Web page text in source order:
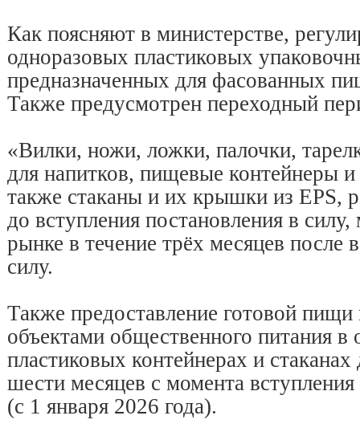
Как поясняют в министерстве,
одноразовых пластиковых
предназначенных для фасованных
Также предусмотрен переходный
«Вилки, ножи, ложки, палочки,
для напитков, пищевые контейнеры
также стаканы и их крышки из EPS,
до вступления постановления в силу,
рынке в течение трёх месяцев после
силу.
Также предоставление готовой пищи
объектами общественного питания в
пластиковых контейнерах и стаканах
шести месяцев с момента
(с 1 января 2026 года).